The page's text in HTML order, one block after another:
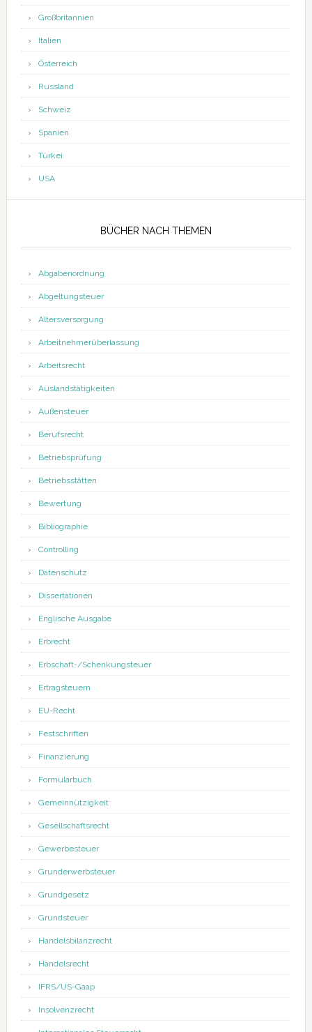
Großbritannien
Italien
Österreich
Russland
Schweiz
Spanien
Türkei
USA
BÜCHER NACH THEMEN
Abgabenordnung
Abgeltungsteuer
Altersversorgung
Arbeitnehmerüberlassung
Arbeitsrecht
Auslandstätigkeiten
Außensteuer
Berufsrecht
Betriebsprüfung
Betriebsstätten
Bewertung
Bibliographie
Controlling
Datenschutz
Dissertationen
Englische Ausgabe
Erbrecht
Erbschaft-/Schenkungsteuer
Ertragsteuern
EU-Recht
Festschriften
Finanzierung
Formularbuch
Gemeinnützigkeit
Gesellschaftsrecht
Gewerbesteuer
Grunderwerbsteuer
Grundgesetz
Grundsteuer
Handelsbilanzrecht
Handelsrecht
IFRS/US-Gaap
Insolvenzrecht